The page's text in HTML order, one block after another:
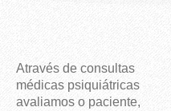
Através de consultas
médicas psiquiátricas
avaliamos o paciente,